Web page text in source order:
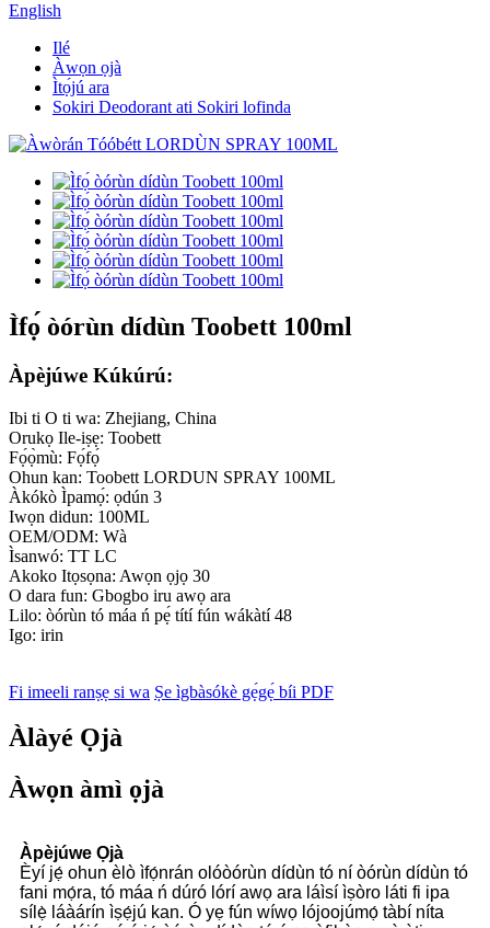
English
Ilé
Àwọn ọjà
Ìtọ́jú ara
Sokiri Deodorant ati Sokiri lofinda
Ìfọ́ òórùn dídùn Toobett 100ml
Àpèjúwe Kúkúrú:
Ibi ti O ti wa: Zhejiang, China
Orukọ Ile-iṣẹ: Toobett
Fọ́ọ̀mù: Fọ́fọ́
Ohun kan: Toobett LORDUN SPRAY 100ML
Àkókò Ìpamọ́: ọdún 3
Iwọn didun: 100ML
OEM/ODM: Wà
Ìsanwó: TT LC
Akoko Itọsọna: Awọn ọjọ 30
O dara fun: Gbogbo iru awọ ara
Lilo: òórùn tó máa ń pẹ́ títí fún wákàtí 48
Igo: irin
Fi imeeli ranṣẹ si wa Ṣe ìgbàsókè gẹ́gẹ́ bíi PDF
Àlàyé Ọjà
Àwọn àmì ọjà
Àpèjúwe Ọjà
Èyí jẹ́ ohun èlò ìfọ́nrán olóòórùn dídùn tó ní òórùn dídùn tó
fani mọ́ra, tó máa ń dúró lórí awọ ara láìsí ìṣòro láti fi ipa
sílẹ̀ láàárín ìṣẹ́jú kan. Ó yẹ fún wíwọ lójoojúmọ́ tàbí níta